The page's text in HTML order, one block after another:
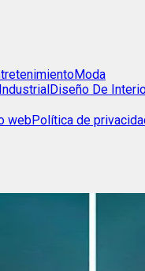
Moda
Diseño De
webPolítica de